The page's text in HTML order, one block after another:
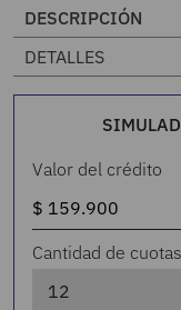
DESCRIPCIÓN
DETALLES
Valor del crédito
Cantidad de cuotas